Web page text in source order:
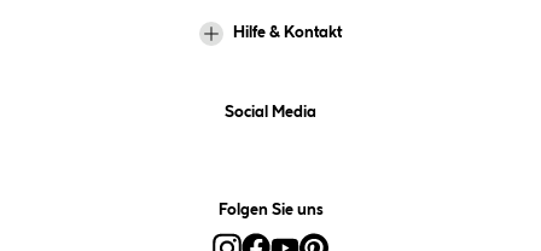
Hilfe & Kontakt
Social Media
Folgen Sie uns